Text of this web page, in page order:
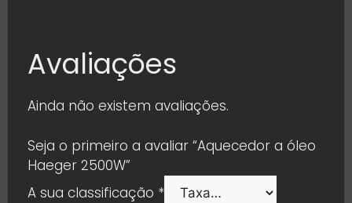
Avaliações
Ainda não existem avaliações.
Seja o primeiro a avaliar “Aquecedor a óleo
Haeger 2500W”
A sua classificação *